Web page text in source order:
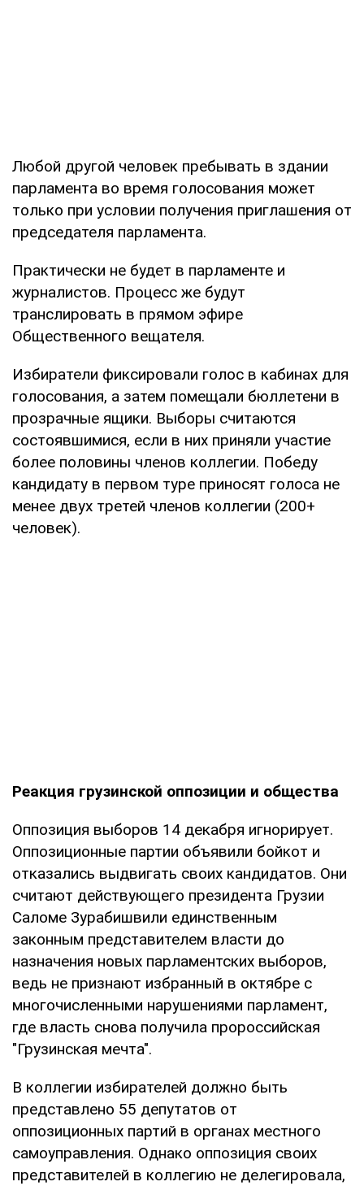
Любой другой человек пребывать в здании
парламента во время голосования может
только при условии получения приглашения от
председателя парламента.
Практически не будет в парламенте и
журналистов. Процесс же будут
транслировать в прямом эфире
Общественного вещателя.
Избиратели фиксировали голос в кабинах для
голосования, а затем помещали бюллетени в
прозрачные ящики. Выборы считаются
состоявшимися, если в них приняли участие
более половины членов коллегии. Победу
кандидату в первом туре приносят голоса не
менее двух третей членов коллегии (200+
человек).
Реакция грузинской оппозиции и общества
Оппозиция выборов 14 декабря игнорирует.
Оппозиционные партии объявили бойкот и
отказались выдвигать своих кандидатов. Они
считают действующего президента Грузии
Саломе Зурабишвили единственным
законным представителем власти до
назначения новых парламентских выборов,
ведь не признают избранный в октябре с
многочисленными нарушениями парламент,
где власть снова получила пророссийская
"Грузинская мечта".
В коллегии избирателей должно быть
представлено 55 депутатов от
оппозиционных партий в органах местного
самоуправления. Однако оппозиция своих
представителей в коллегию не делегировала,